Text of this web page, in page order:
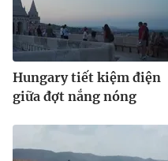
Hungary tiết kiệm điện
giữa đợt nắng nóng